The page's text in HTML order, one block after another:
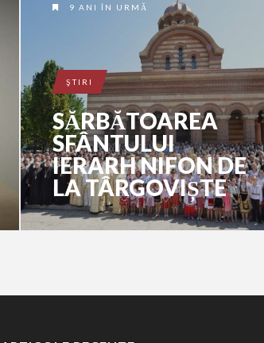
9 ANI ÎN URMĂ
ŞTIRI
SĂRBĂTOAREA
SFÂNTULUI
IERARH NIFON DE
LA TÂRGOVIȘTE